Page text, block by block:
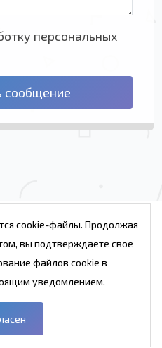
персональных
сообщение
Веб студия
Блог
студии
cookie-файлы. Продолжая
вы подтверждаете свое
файлов cookie в
уведомлением.